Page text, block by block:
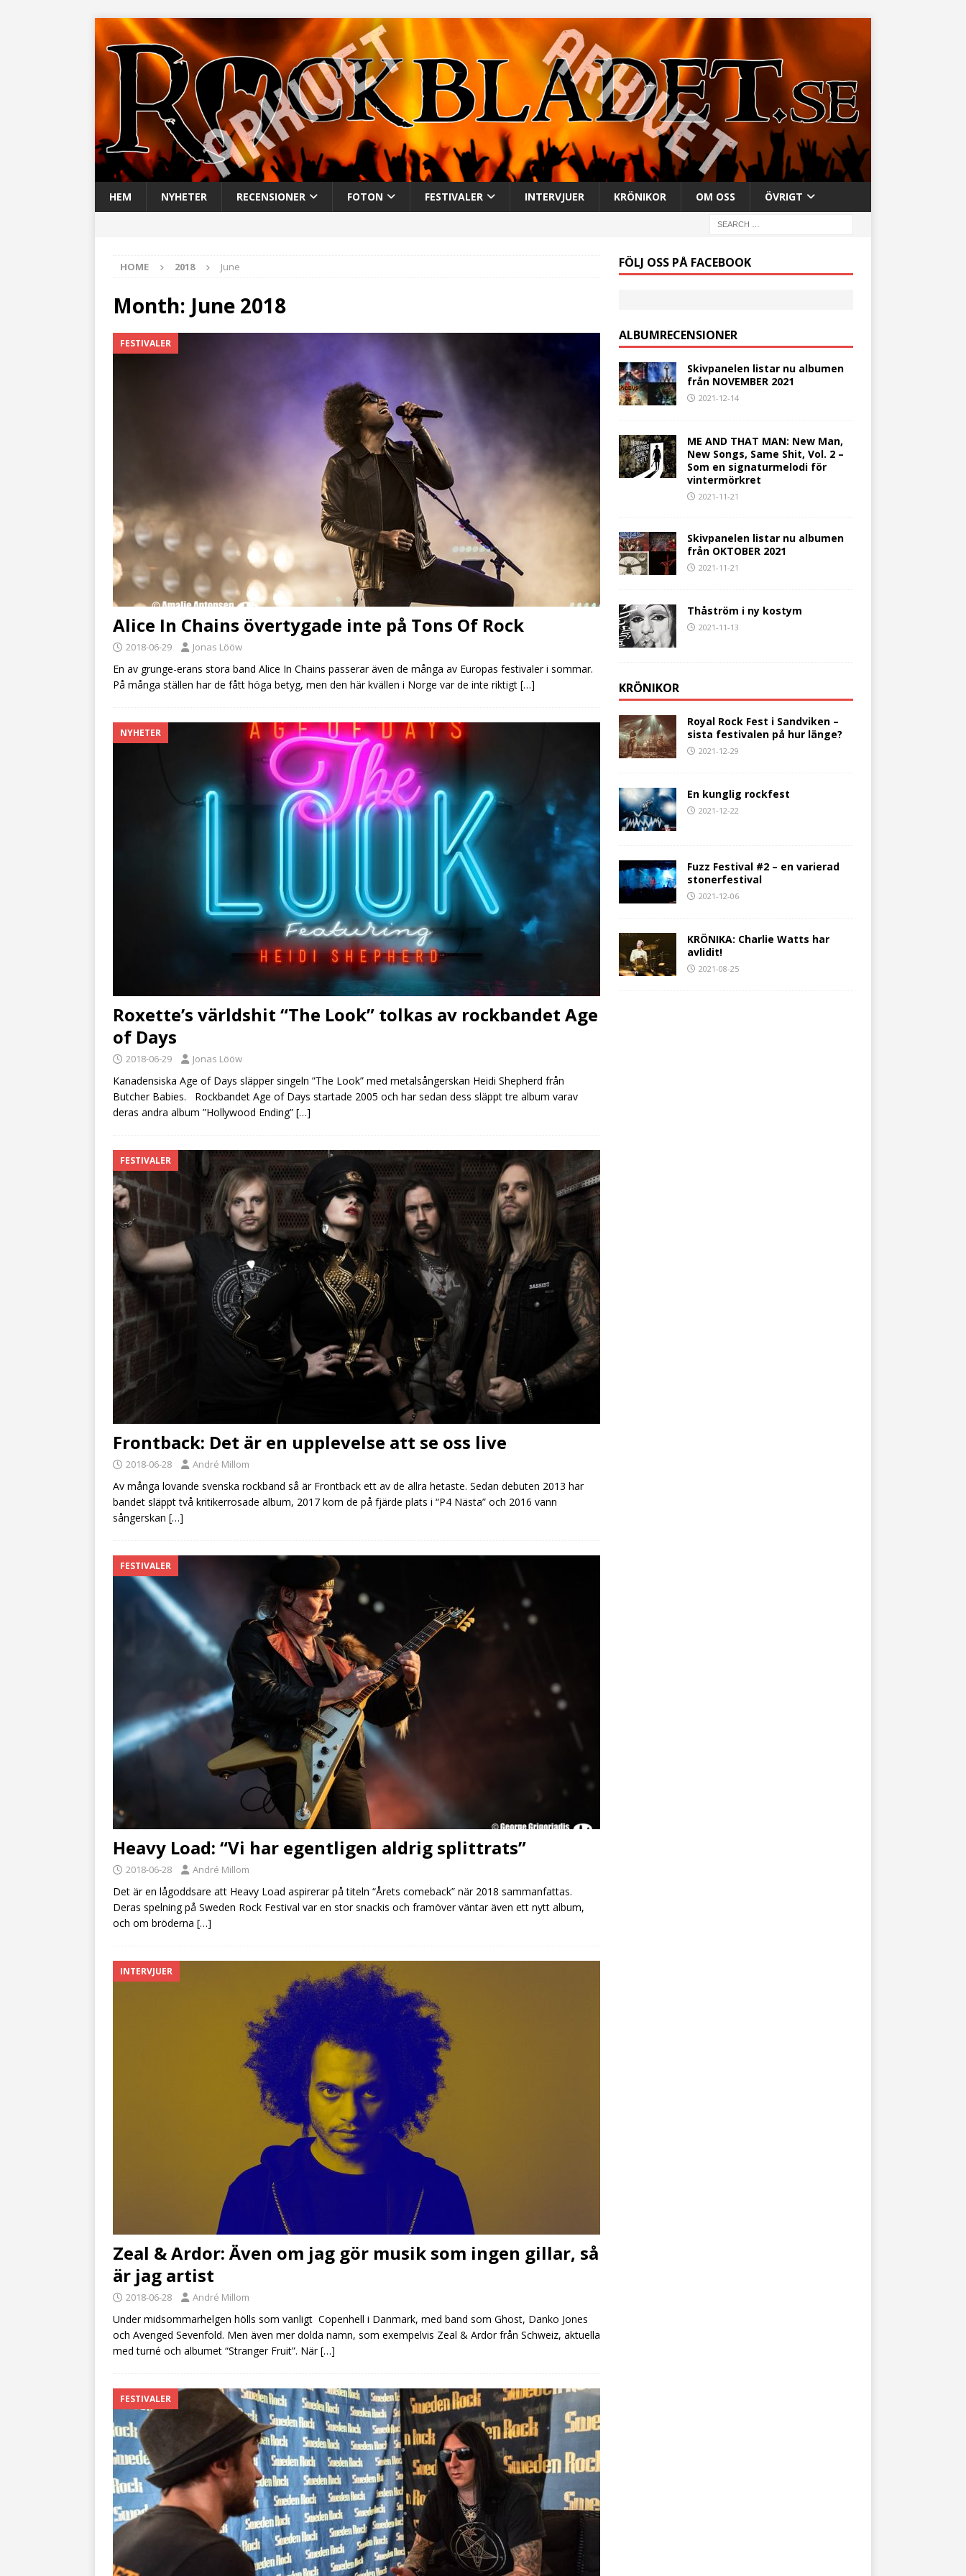
HEM NYHETER RECENSIONER FOTON FESTIVALER INTERVJUER KRÖNIKOR OM OSS ÖVRIGT
HOME 2018 June
Month: June 2018
FESTIVALER
Alice In Chains övertygade inte på Tons Of Rock
2018-06-29 Jonas Lööw
En av grunge-erans stora band Alice In Chains passerar även de många av Europas festivaler i sommar.
På många ställen har de fått höga betyg, men den här kvällen i Norge var de inte riktigt […]
NYHETER
Roxette’s världshit “The Look” tolkas av rockbandet Age
of Days
2018-06-29 Jonas Lööw
Kanadensiska Age of Days släpper singeln ”The Look” med metalsångerskan Heidi Shepherd från
Butcher Babies. Rockbandet Age of Days startade 2005 och har sedan dess släppt tre album varav
deras andra album ”Hollywood Ending” […]
FESTIVALER
Frontback: Det är en upplevelse att se oss live
2018-06-28 André Millom
Av många lovande svenska rockband så är Frontback ett av de allra hetaste. Sedan debuten 2013 har
bandet släppt två kritikerrosade album, 2017 kom de på fjärde plats i “P4 Nästa” och 2016 vann
sångerskan […]
FESTIVALER
Heavy Load: “Vi har egentligen aldrig splittrats”
2018-06-28 André Millom
Det är en lågoddsare att Heavy Load aspirerar på titeln “Årets comeback” när 2018 sammanfattas.
Deras spelning på Sweden Rock Festival var en stor snackis och framöver väntar även ett nytt album,
och om bröderna […]
INTERVJUER
Zeal & Ardor: Även om jag gör musik som ingen gillar, så
är jag artist
2018-06-28 André Millom
Under midsommarhelgen hölls som vanligt Copenhell i Danmark, med band som Ghost, Danko Jones
och Avenged Sevenfold. Men även mer dolda namn, som exempelvis Zeal & Ardor från Schweiz, aktuella
med turné och albumet “Stranger Fruit”. När[…]
FESTIVALER
FÖLJ OSS PÅ FACEBOOK
ALBUMRECENSIONER
Skivpanelen listar nu albumen
från NOVEMBER 2021
2021-12-14
ME AND THAT MAN: New Man,
New Songs, Same Shit, Vol. 2 –
Som en signaturmelodi för
vintermörkret
2021-11-21
Skivpanelen listar nu albumen
från OKTOBER 2021
2021-11-21
Thåström i ny kostym
2021-11-13
KRÖNIKOR
Royal Rock Fest i Sandviken –
sista festivalen på hur länge?
2021-12-29
En kunglig rockfest
2021-12-22
Fuzz Festival #2 – en varierad
stonerfestival
2021-12-06
KRÖNIKA: Charlie Watts har
avlidit!
2021-08-25